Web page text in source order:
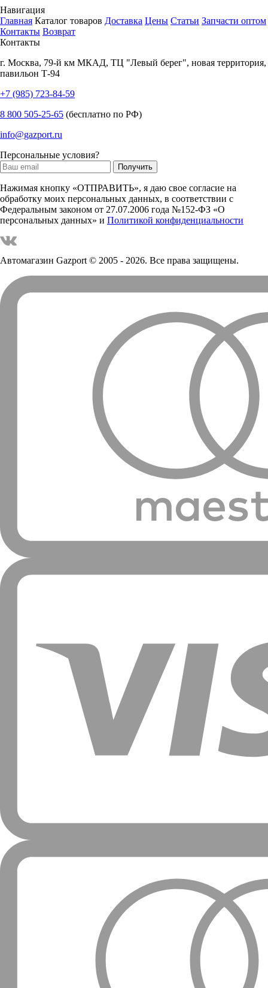
Навигация
Главная Каталог товаров Доставка Цены Статьи Запчасти оптом
Контакты Возврат
Контакты
г. Москва, 79-й км МКАД, ТЦ "Левый берег", новая территория,
павильон Т-94
+7 (985) 723-84-59
8 800 505-25-65 (бесплатно по РФ)
info@gazport.ru
Персональные условия?
Нажимая кнопку «ОТПРАВИТЬ», я даю свое согласие на
обработку моих персональных данных, в соответствии с
Федеральным законом от 27.07.2006 года №152-ФЗ «О
персональных данных» и Политикой конфиденциальности
Автомагазин Gazport© 2005 - 2026. Все права защищены.